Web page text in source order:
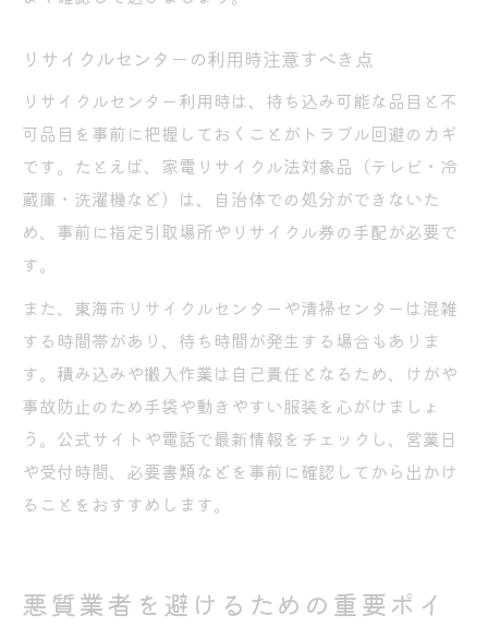
リサイクルセンターの利用時注意すべき点
リサイクルセンター利用時は、持ち込み可能な品目と不
可品目を事前に把握しておくことがトラブル回避のカギ
です。たとえば、家電リサイクル法対象品（テレビ・冷
蔵庫・洗濯機など）は、自治体での処分ができないた
め、事前に指定引取場所やリサイクル券の手配が必要で
す。
また、東海市リサイクルセンターや清掃センターは混雑
する時間帯があり、待ち時間が発生する場合もありま
す。積み込みや搬入作業は自己責任となるため、けがや
事故防止のため手袋や動きやすい服装を心がけましょ
う。公式サイトや電話で最新情報をチェックし、営業日
や受付時間、必要書類などを事前に確認してから出かけ
ることをおすすめします。
悪質業者を避けるための重要ポイ